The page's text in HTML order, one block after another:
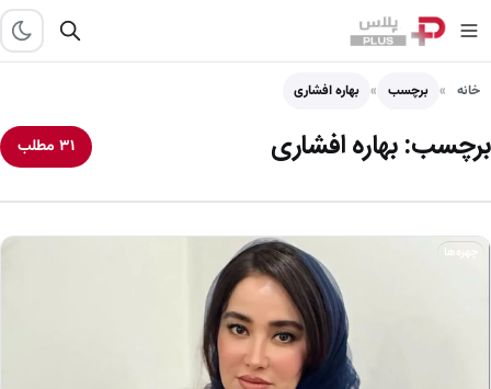
خانه برچسب بهاره افشاری
برچسب:بهاره افشاری ۳۱ مطلب
چهره‌ها